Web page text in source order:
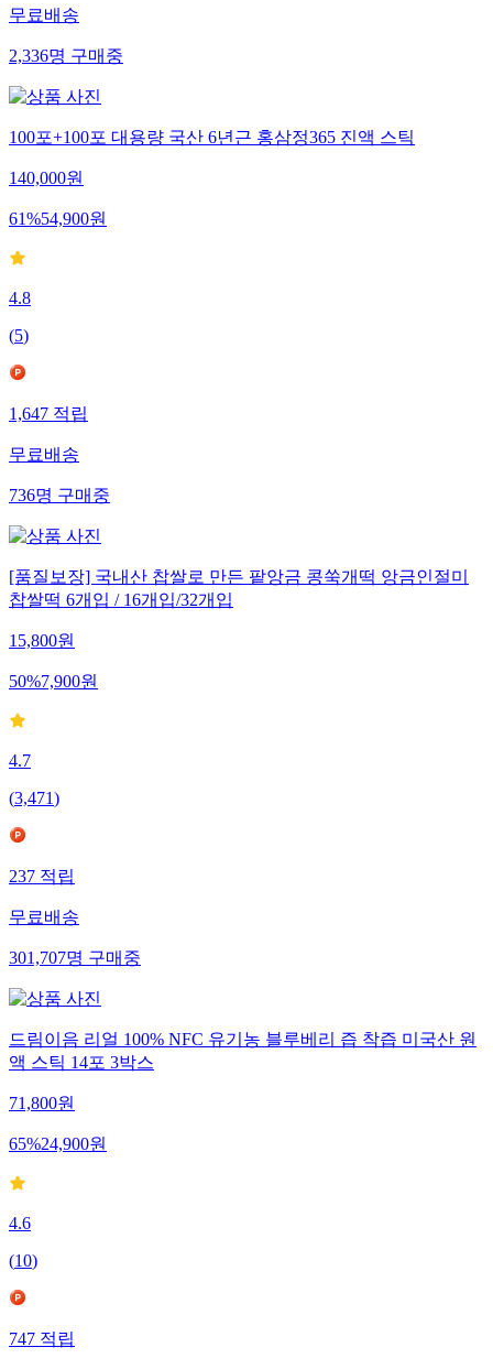
무료배송
2,336명구매중
100포+100포 대용량 국산 6년근 홍삼정365 진액 스틱
140,000원
61%54,900원
4.8
(5)
1,647적립
무료배송
736명구매중
[품질보장] 국내산 찹쌀로 만든 팥앙금 콩쑥개떡 앙금인절미
찹쌀떡 6개입 / 16개입/32개입
15,800원
50%7,900원
4.7
(3,471)
237적립
무료배송
301,707명구매중
드림이음 리얼 100% NFC 유기농 블루베리 즙 착즙 미국산 원
액 스틱 14포 3박스
71,800원
65%24,900원
4.6
(10)
747적립